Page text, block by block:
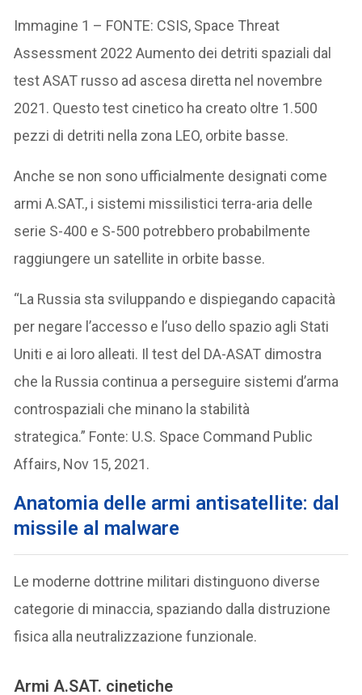
Immagine 1 – FONTE: CSIS, Space Threat
Assessment 2022 Aumento dei detriti spaziali dal
test ASAT russo ad ascesa diretta nel novembre
2021. Questo test cinetico ha creato oltre 1.500
pezzi di detriti nella zona LEO, orbite basse.
Anche se non sono ufficialmente designati come
armi A.SAT., i sistemi missilistici terra-aria delle
serie S-400 e S-500 potrebbero probabilmente
raggiungere un satellite in orbite basse.
“La Russia sta sviluppando e dispiegando capacità
per negare l’accesso e l’uso dello spazio agli Stati
Uniti e ai loro alleati. Il test del DA-ASAT dimostra
che la Russia continua a perseguire sistemi d’arma
controspaziali che minano la stabilità
strategica.” Fonte: U.S. Space Command Public
Affairs, Nov 15, 2021.
Anatomia delle armi antisatellite: dal
missile al malware
Le moderne dottrine militari distinguono diverse
categorie di minaccia, spaziando dalla distruzione
fisica alla neutralizzazione funzionale.
Armi A.SAT. cinetiche